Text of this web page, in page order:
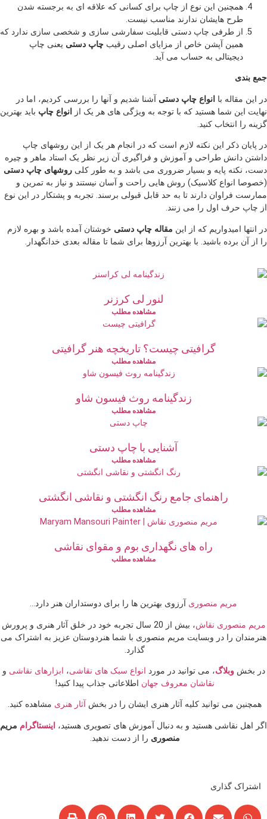
همچنین این نوع از چاپ برای کسانی که علاقه ای به برجسته شدن
طرح هایشان ندارند مناسب نیست.
از طرفی چاپ دستی قابلیت سفارشی سازی و شخصی سازی ندارد که
همین آپشن خاص از مزایای اصلی رقیب چاپ دستی یعنی چاپ
دیجیتالی به حساب می آید.
جمع بندی
در این مقاله با انواع چاپ دستی آشنا شدیم و آنها را بررسی کردیم، اما در
نهایت این شما هستید که با توجه به ویژگی های هر یک از
انواع چاپ باید بهترین
گزینه را انتخاب کنید.
در پایان ذکر این نکته لازم است که در انجام هر یک از این روشهای چاپ
داشتن دانش طراحی و آموزش و فراگیری آن زیر نظر یک استاد ماهر و چیره
دست، نکته پایه و بسیار ضروری می باشد و به طور کلی روشهای چاپ دستی
(خصوصا انواع کلاسیک) روش هایی راحت و آسان نیستند و نیاز به تمرین و
ممارست فراوان دارند تا به حد قابل قبولی برسند. تجربه و پشتکار در این نوع
از چاپ حرف اول را می زنند.
در انتها امیدواریم که از این مقاله چاپ دستی خوشتان آمده باشد و بهره لازم
را از آن برده باشید. با بهترین آرزوها برای شما تا مقاله بعدی خدانگهدار.
لنور لی کرزنر
مشاهده مطلب
گرافیتی چیست؟ تاریخچه هنر گرافیتی
مشاهده مطلب
زندگینامه روث فیسون شاو
مشاهده مطلب
آشنایی با چاپ دستی
مشاهده مطلب
راهنمای جامع رنگ انگشتی و نقاشی انگشتی
مشاهده مطلب
راه های نگهداری بوم و مقوای نقاشی
مشاهده مطلب
مریم منصوری آرزوی بهترین ها را برای دوستداران هنر دارد…
مریم منصوری نقاش
، بیش از 20 سال تجربه خود در خلق آثار هنری و پرورش
هنرمندان را در وبسایت مریم منصوری با شما هنردوستان عزیز به اشتراک می
گذارد.
در بخشوبلاگ، می توانید در مورد انواع سبک های نقاشی، ابزارهای نقاشی و
نقاشان معروف جهان اطلاعاتی جذاب پیدا کنید!
همچنین می توانید کلیه آثار هنری ایشان را در بخش آثار هنری مشاهده کنید.
اگر اهل نقاشی هستید و به دنبال آموزش های تصویری هستید، اینستاگرام مریم
منصوری را از دست ندهید.
اشتراک گذاری